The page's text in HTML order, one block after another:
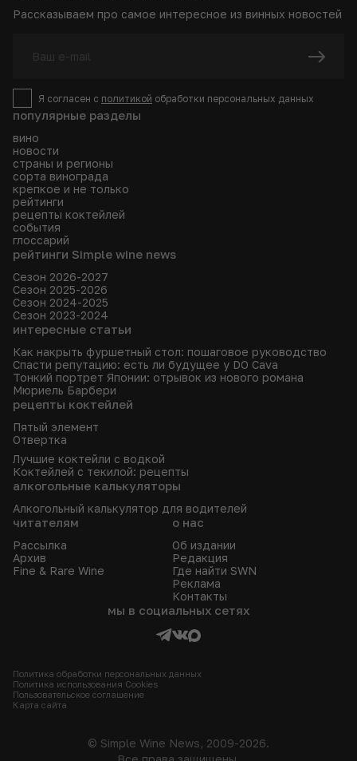
популярные разделы
вино
новости
страны и регионы
сорта винограда
крепкое и не только
рейтинги
рецепты коктейлей
события
глоссарий
рейтинги Simple wine news
Сезон 2026-2027
Сезон 2025-2026
Сезон 2024-2025
Сезон 2023-2024
интересные статьи
Как накрыть фуршетный стол: пошаговое руководство
Спасти репутацию: есть ли будущее у DO Cava
Тонкий портрет Японии: отрывок из нового романа
Мюриель Барбери
рецепты коктейлей
Пятый элемент
Отвертка
Лучшие коктейли с водкой
Коктейлей с текилой: рецепты
алкогольные калькуляторы
Алкогольный калькулятор для водителей
читателям
Рассылка
Архив
Fine & Rare Wine
о нас
Об издании
Редакция
Где найти SWN
Реклама
Контакты
Рассказываем про самое интересное из винных новостей
Я согласен с политикой обработки персональных данных
мы в социальных сетях
Политика обработки персональных данных
Политика использования Сookies
Пользовательское соглашение
Карта сайта
© Simple Wine News, 2009-2026.